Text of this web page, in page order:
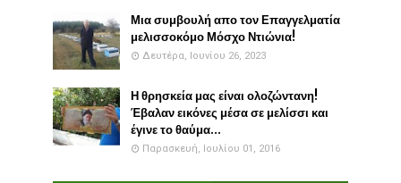
Μια συμβουλή απο τον Επαγγελματία
μελισσοκόμο Μόσχο Ντιώνια!
Δευτέρα, Ιουνίου 26, 2023
Η θρησκεία μας είναι ολοζώντανη!
Έβαλαν εικόνες μέσα σε μελίσσι και
έγινε το θαύμα...
Παρασκευή, Ιουλίου 01, 2016